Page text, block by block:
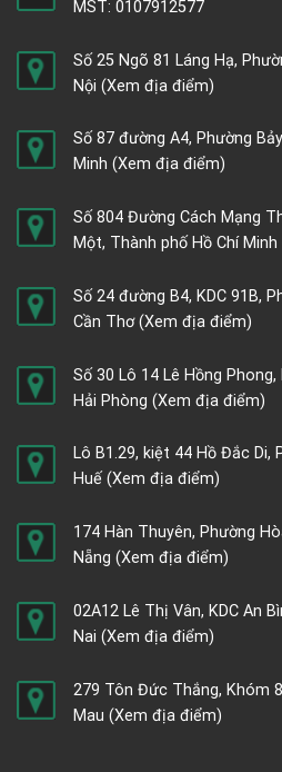
MST: 0107912577
Số 25 Ngõ 81 Láng Hạ,
Nội (Xem địa điểm)
Số 87 đường A4, Phường
Minh (Xem địa điểm)
Số 804 Đường Cách Mạng
Một, Thành phố Hồ Chí Minh
Số 24 đường B4, KDC 91B,
Cần Thơ(Xem địa điểm)
Số 30 Lô 14 Lê Hồng
Hải Phòng (Xem địa điểm)
Lô B1.29, kiệt 44 Hồ Đắc Di,
Huế (Xem địa điểm)
174 Hàn Thuyên, Phường
Nẵng (Xem địa điểm)
02A12 Lê Thị Vân, KDC An
Nai (Xem địa điểm)
279 Tôn Đức Thắng, Khóm
Mau (Xem địa điểm)